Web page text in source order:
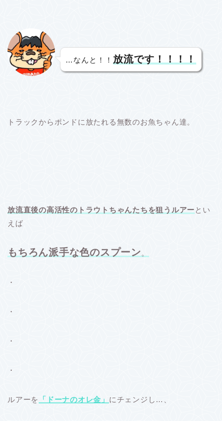
…なんと！！ 放流です！！！！
トラックからポンドに放たれる無数のお魚ちゃん達。
放流直後の高活性のトラウトちゃんたちを狙うルアーとい
えば
もちろん派手な色のスプーン 。
・
・
・
・
ルアーを 「ドーナのオレ金」 にチェンジし…、